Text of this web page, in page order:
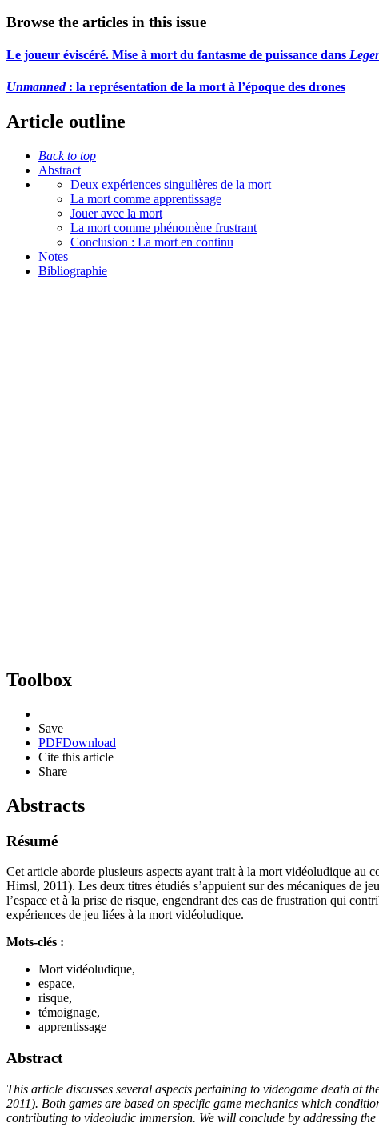
Browse the articles in this issue
Le joueur éviscéré. Mise à mort du fantasme de puissance dans
Unmanned: la représentation de la mort à l’époque des drones
Article outline
Back to top
Abstract
Deux expériences singulières de la mort
La mort comme apprentissage
Jouer avec la mort
La mort comme phénomène frustrant
Conclusion : La mort en continu
Notes
Bibliographie
Toolbox
Save
PDFDownload
Cite this article
Share
Abstracts
Résumé
Cet article aborde plusieurs aspects ayant trait à la mort vidéoludique au
Himsl, 2011). Les deux titres étudiés s’appuient sur des mécaniques de
l’espace et à la prise de risque, engendrant des cas de frustration qui
expériences de jeu liées à la mort vidéoludique.
Mots-clés :
Mort vidéoludique,
espace,
risque,
témoignage,
apprentissage
Abstract
This article discusses several aspects pertaining to videogame death at
2011). Both games are based on specific game mechanics which
contributing to videoludic immersion. We will conclude by addressing